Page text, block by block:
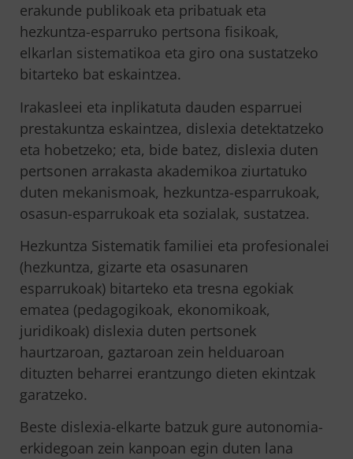
erakunde publikoak eta pribatuak eta
hezkuntza-esparruko pertsona fisikoak,
elkarlan sistematikoa eta giro ona sustatzeko
bitarteko bat eskaintzea.
Irakasleei eta inplikatuta dauden esparruei
prestakuntza eskaintzea, dislexia detektatzeko
eta hobetzeko; eta, bide batez, dislexia duten
pertsonen arrakasta akademikoa ziurtatuko
duten mekanismoak, hezkuntza-esparrukoak,
osasun-esparrukoak eta sozialak, sustatzea.
Hezkuntza Sistematik familiei eta profesionalei
(hezkuntza, gizarte eta osasunaren
esparrukoak) bitarteko eta tresna egokiak
ematea (pedagogikoak, ekonomikoak,
juridikoak) dislexia duten pertsonek
haurtzaroan, gaztaroan zein helduaroan
dituzten beharrei erantzungo dieten ekintzak
garatzeko.
Beste dislexia-elkarte batzuk gure autonomia-
erkidegoan zein kanpoan egin duten lana